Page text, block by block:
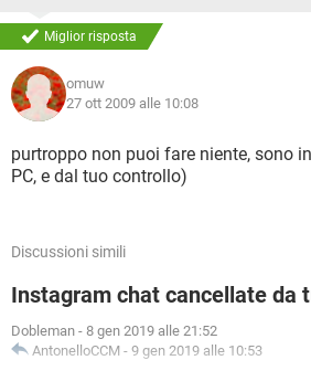
Miglior risposta
omuw
27 ott 2009 alle 10:08
purtroppo non puoi fare niente, sono
PC, e dal tuo controllo)
Discussioni simili
Instagram chat cancellate da
Dobleman - 8 gen 2019 alle 21:52
AntonelloCCM - 9 gen 2019 alle 10:53